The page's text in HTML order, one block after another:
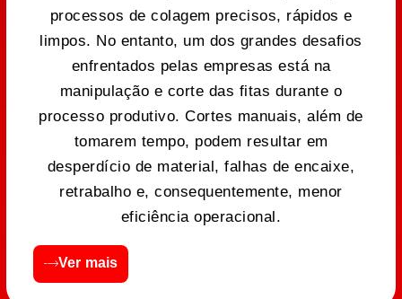
processos de colagem precisos, rápidos e
limpos. No entanto, um dos grandes desafios
enfrentados pelas empresas está na
manipulação e corte das fitas durante o
processo produtivo. Cortes manuais, além de
tomarem tempo, podem resultar em
desperdício de material, falhas de encaixe,
retrabalho e, consequentemente, menor
eficiência operacional.
Ver mais